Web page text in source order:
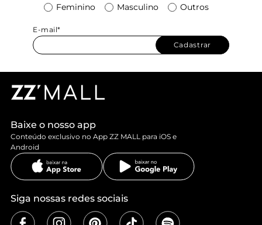
Feminino Masculino Outros
E-mail*
Cadastrar
Baixe o nosso app
Conteúdo exclusivo no App ZZ MALL para iOS e
Android
Siga nossas redes sociais